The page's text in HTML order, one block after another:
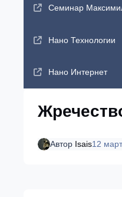
Семинар
Нано Технологии
Нано Интернет
Автор Isais12